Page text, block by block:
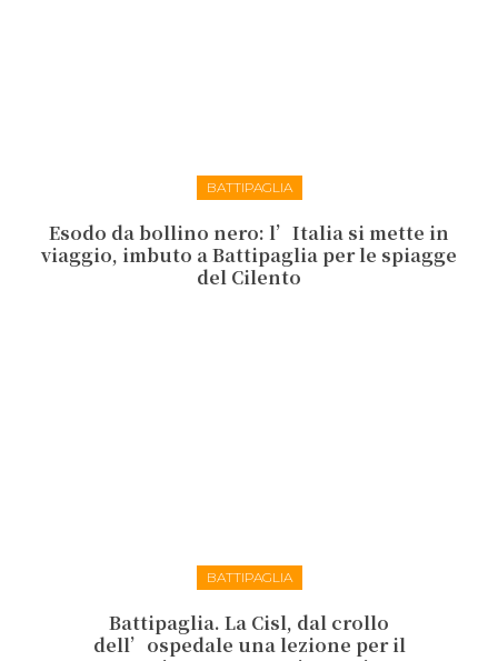
BATTIPAGLIA
Esodo da bollino nero: l’Italia si mette in
viaggio, imbuto a Battipaglia per le spiagge
del Cilento
BATTIPAGLIA
Battipaglia. La Cisl, dal crollo
dell’ospedale una lezione per il